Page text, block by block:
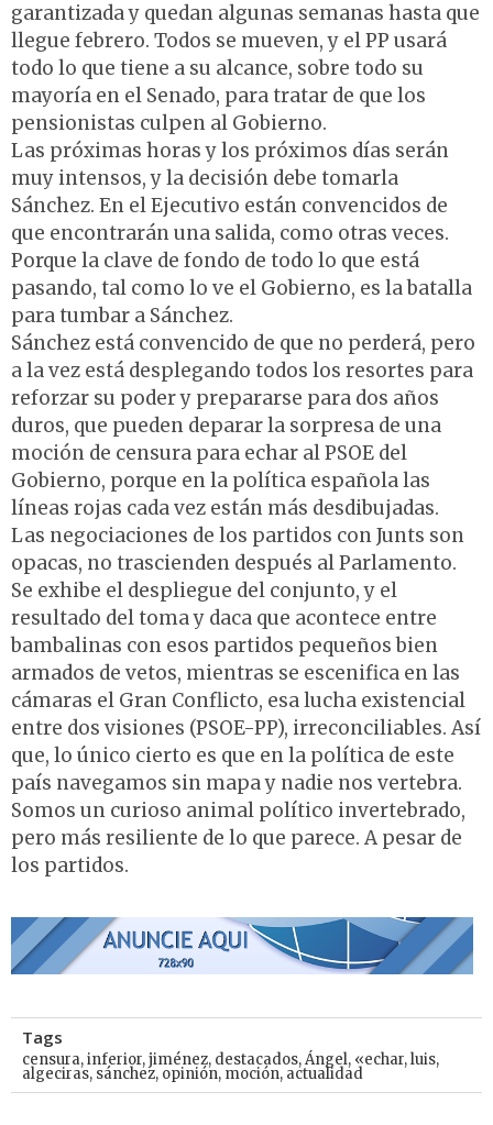
garantizada y quedan algunas semanas hasta que
llegue febrero. Todos se mueven, y el PP usará
todo lo que tiene a su alcance, sobre todo su
mayoría en el Senado, para tratar de que los
pensionistas culpen al Gobierno.
Las próximas horas y los próximos días serán
muy intensos, y la decisión debe tomarla
Sánchez. En el Ejecutivo están convencidos de
que encontrarán una salida, como otras veces.
Porque la clave de fondo de todo lo que está
pasando, tal como lo ve el Gobierno, es la batalla
para tumbar a Sánchez.
Sánchez está convencido de que no perderá, pero
a la vez está desplegando todos los resortes para
reforzar su poder y prepararse para dos años
duros, que pueden deparar la sorpresa de una
moción de censura para echar al PSOE del
Gobierno, porque en la política española las
líneas rojas cada vez están más desdibujadas.
Las negociaciones de los partidos con Junts son
opacas, no trascienden después al Parlamento.
Se exhibe el despliegue del conjunto, y el
resultado del toma y daca que acontece entre
bambalinas con esos partidos pequeños bien
armados de vetos, mientras se escenifica en las
cámaras el Gran Conflicto, esa lucha existencial
entre dos visiones (PSOE-PP), irreconciliables. Así
que, lo único cierto es que en la política de este
país navegamos sin mapa y nadie nos vertebra.
Somos un curioso animal político invertebrado,
pero más resiliente de lo que parece. A pesar de
los partidos.
Tags
censura,inferior,jiménez, destacados,Ángel, «echar,luis,
algeciras, sánchez, opinión, moción, actualidad